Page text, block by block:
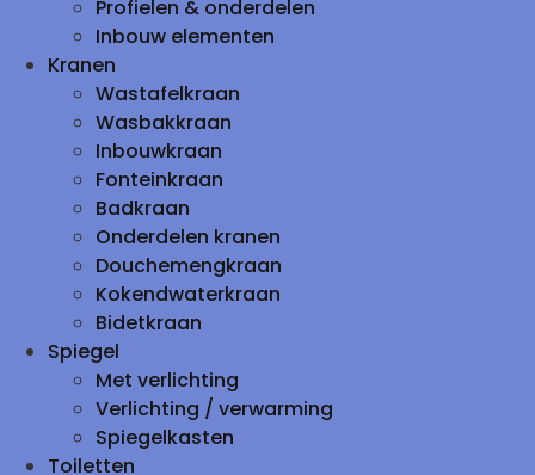
Profielen & onderdelen
Inbouw elementen
Kranen
Wastafelkraan
Wasbakkraan
Inbouwkraan
Fonteinkraan
Badkraan
Onderdelen kranen
Douchemengkraan
Kokendwaterkraan
Bidetkraan
Spiegel
Met verlichting
Verlichting / verwarming
Spiegelkasten
Toiletten